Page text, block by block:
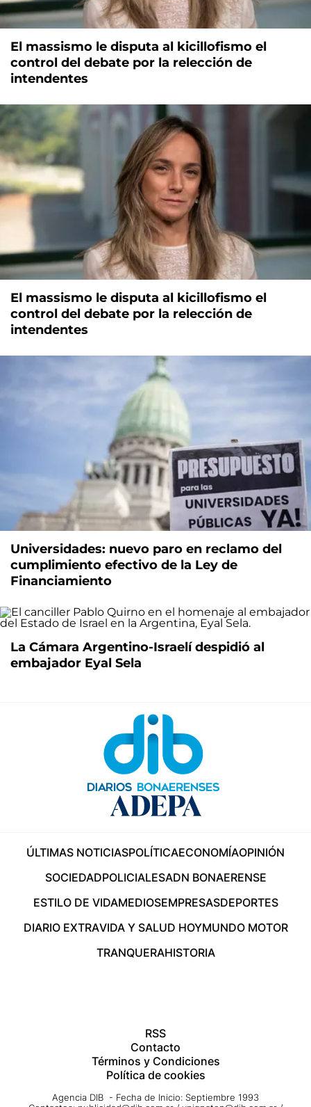
El massismo le disputa al kicillofismo el
control del debate por la relección de
intendentes
El massismo le disputa al kicillofismo el
control del debate por la relección de
intendentes
Universidades: nuevo paro en reclamo del
cumplimiento efectivo de la Ley de
Financiamiento
La Cámara Argentino-Israelí despidió al
embajador Eyal Sela
ÚLTIMAS NOTICIASPOLÍTICAECONOMÍAOPINIÓN
SOCIEDADPOLICIALESADN BONAERENSE
ESTILO DE VIDAMEDIOSEMPRESASDEPORTES
DIARIO EXTRAVIDA Y SALUD HOYMUNDO MOTOR
TRANQUERAHISTORIA
RSS
Contacto
Términos y Condiciones
Política de cookies
Agencia DIB - Fecha de Inicio: Septiembre 1993